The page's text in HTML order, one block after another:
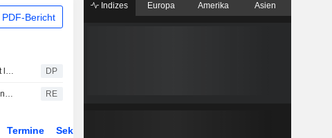
PDF-Bericht
Dräger warnt: 'Die Chemieindustrie stirbt leise' DP
DuPont hebt nach starkem Quartal Gewinnprognose an RE
Termine Sektor
Indizes Europa Amerika Asien